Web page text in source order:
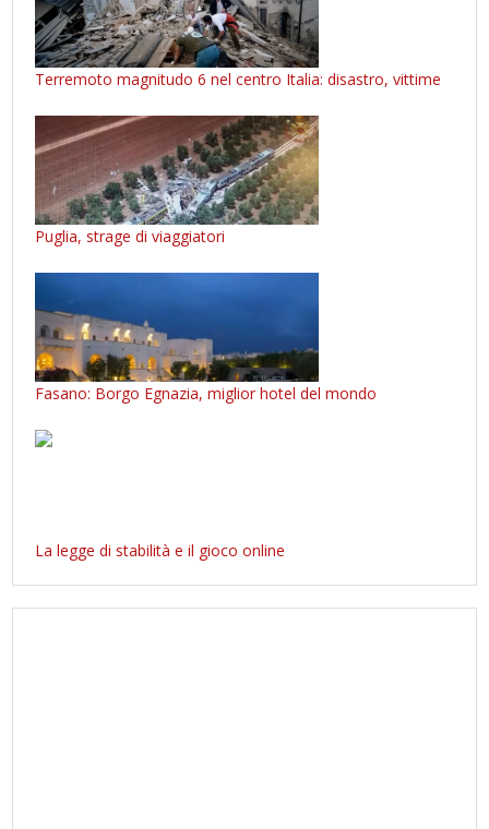
Terremoto magnitudo 6 nel centro Italia: disastro, vittime
Puglia, strage di viaggiatori
Fasano: Borgo Egnazia, miglior hotel del mondo
La legge di stabilità e il gioco online